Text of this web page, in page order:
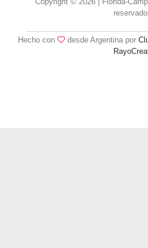
Hecho con desde Argentina por